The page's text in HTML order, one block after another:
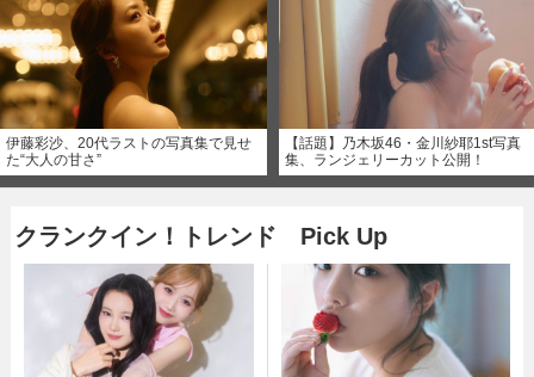
伊藤彩沙、20代ラストの写真集で見せ
た“大人の甘さ”
【話題】乃木坂46・金川紗耶1st写真
集、ランジェリーカット公開！
クランクイン！トレンド Pick Up